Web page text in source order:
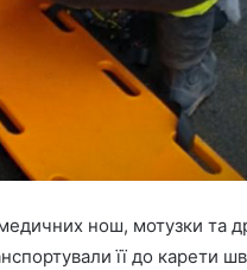
нош, мотузки та
її до карети
воїнами
Дмитром